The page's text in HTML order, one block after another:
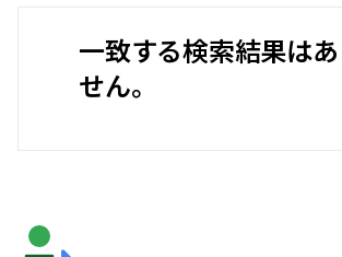
一致する検索結果は
せん。